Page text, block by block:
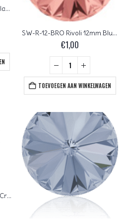
SW-R-12-BKD Rivoli 12mm Black Diamond
SW-R-12-BRO Rivoli 12mm Blush Rose
€1,00
TOEVOEGEN AAN WINKELWAGEN
SW-R-12-CANP Rivoli 12mm Crystal Antique Pink